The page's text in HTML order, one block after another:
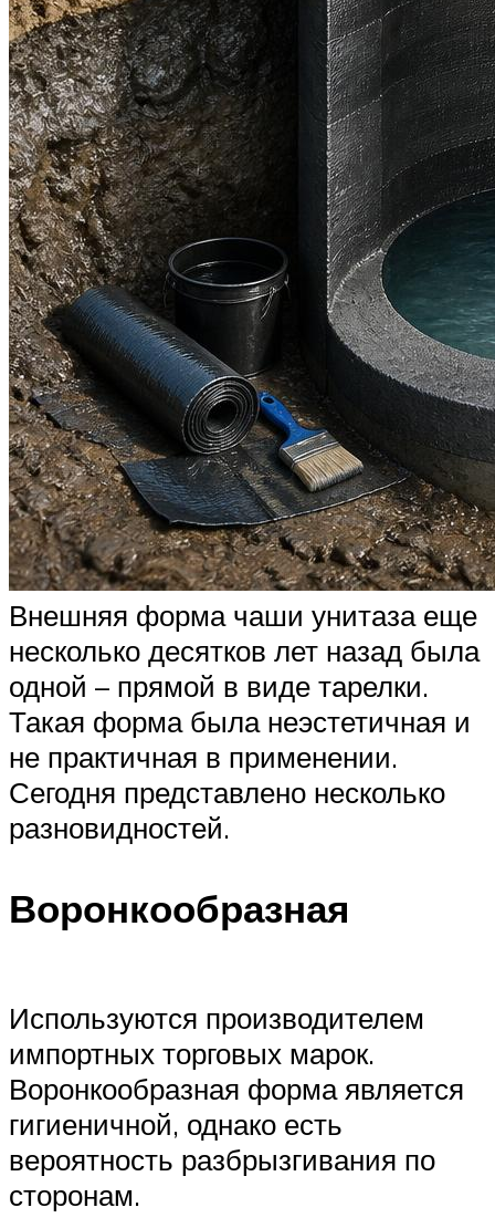
Внешняя форма чаши унитаза еще
несколько десятков лет назад была
одной – прямой в виде тарелки.
Такая форма была неэстетичная и
не практичная в применении.
Сегодня представлено несколько
разновидностей.
Воронкообразная
Используются производителем
импортных торговых марок.
Воронкообразная форма является
гигиеничной, однако есть
вероятность разбрызгивания по
сторонам.